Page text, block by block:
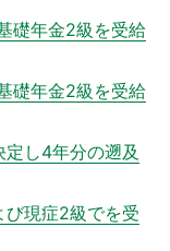
礎年金2級を受給
礎年金2級を受給
し4年分の遡及
び現症2級でを受